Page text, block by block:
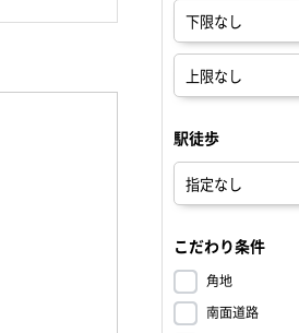
駅徒歩
こだわり条件
角地
南面道路